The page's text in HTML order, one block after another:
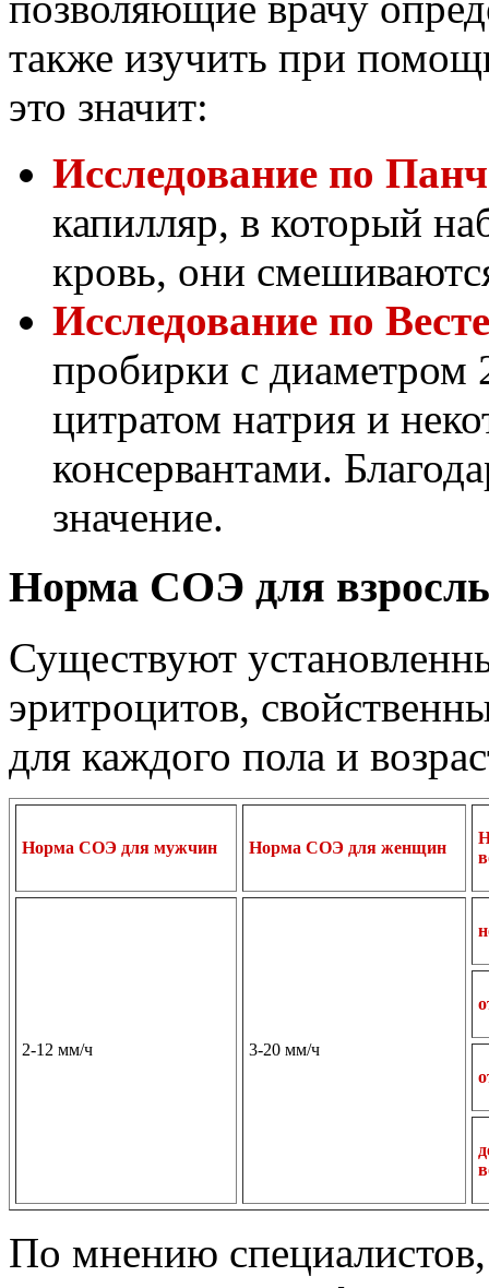
также изучить при
это значит:
Исследование по
капилляр, в который
кровь, они
Исследование по
пробирки с диаметром
цитратом натрия и
консервантами.
значение.
Норма СОЭ для
Существуют
эритроцитов,
для каждого пола и
Норма СОЭ для мужчин Норма СОЭ для женщин
2-12 мм/ч 3-20 мм/ч
По мнению